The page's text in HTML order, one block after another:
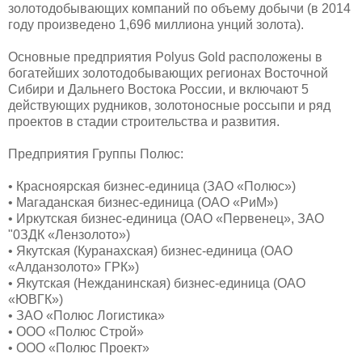
золотодобывающих компаний по объему добычи (в 2014
году произведено 1,696 миллиона унций золота).
Основные предприятия Polyus Gold расположены в
богатейших золотодобывающих регионах Восточной
Сибири и Дальнего Востока России, и включают 5
действующих рудников, золотоносные россыпи и ряд
проектов в стадии строительства и развития.
Предприятия Группы Полюс:
• Красноярская бизнес-единица (ЗАО «Полюс»)
• Магаданская бизнес-единица (ОАО «РиМ»)
• Иркутская бизнес-единица (ОАО «Первенец», ЗАО
"0ЗДК «Лензолото»)
• Якутская (Куранахская) бизнес-единица (ОАО
«Алданзолото» ГРК»)
• Якутская (Нежданинская) бизнес-единица (ОАО
«ЮВГК»)
• ЗАО «Полюс Логистика»
• ООО «Полюс Строй»
• ООО «Полюс Проект»